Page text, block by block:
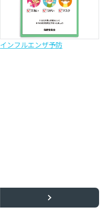
インフルエンザ予防